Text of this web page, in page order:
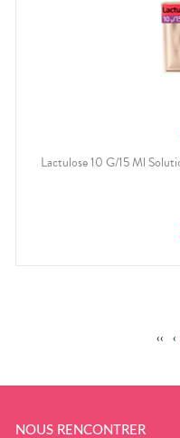
Lactulose 10 G/15 Ml
‹‹ ‹
NOUS RENCONTRER